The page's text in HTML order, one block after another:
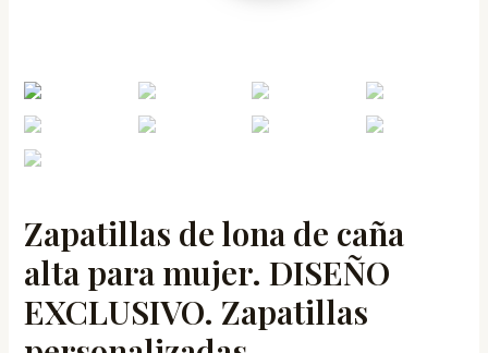
Zapatillas de lona de caña
alta para mujer. DISEÑO
EXCLUSIVO. Zapatillas